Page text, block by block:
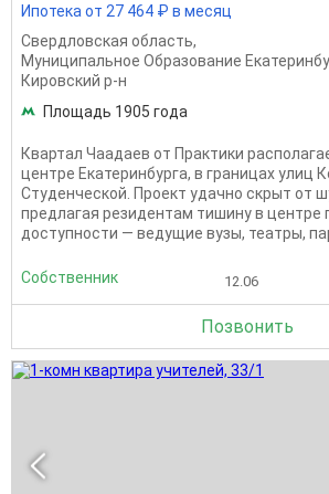
Ипотека от 27 464 ₽ в месяц
Свердловская область,
Муниципальное Образование
Кировский р-н
Площадь 1905 года
Квартал Чаадаев от Практики
центре Екатеринбурга, в границах улиц
Студенческой. Проект удачно скрыт от
предлагая резидентам тишину в центре
доступности — ведущие вузы, театры,
Собственник 12.06
Позвонить